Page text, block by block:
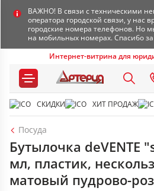
ВАЖНО! В связи с техническими
оператора городской связи, у нас
городские номера телефонов. Но
на мобильных номерах. Спасибо
Интернет-витрина для
СКИДКИ ХИТ ПРОДАЖ
Посуда
Бутылочка deVENTE
мл, пластик,
матовый пудрово-